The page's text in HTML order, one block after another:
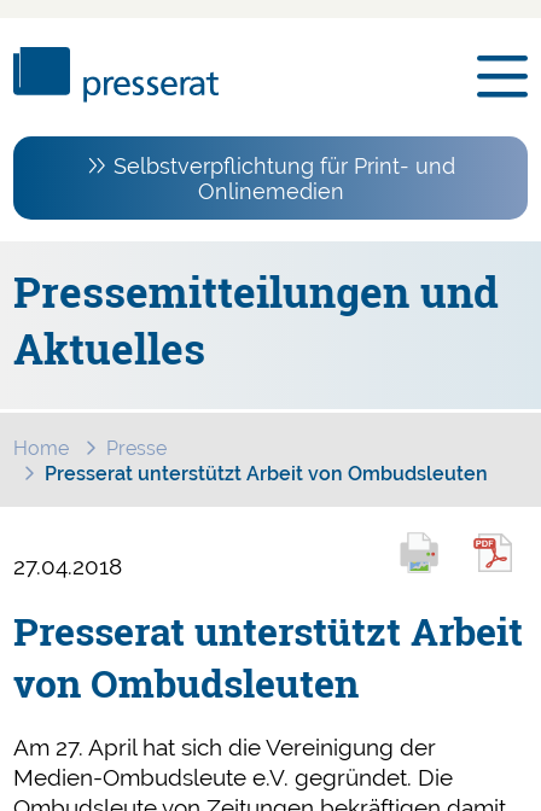
Selbstverpflichtung für Print- und
Onlinemedien
Pressemitteilungen und
Aktuelles
Home
Presse
Presserat unterstützt Arbeit von Ombudsleuten
27.04.2018
Presserat unterstützt Arbeit
von Ombudsleuten
Am 27. April hat sich die Vereinigung der
Medien-Ombudsleute e.V. gegründet. Die